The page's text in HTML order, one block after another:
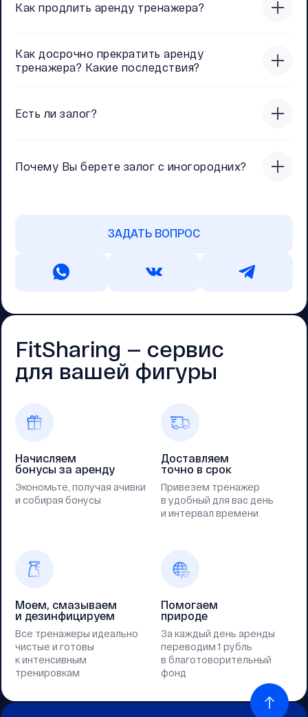
Как продлить аренду тренажера?
Как досрочно прекратить аренду
тренажера? Какие последствия?
Есть ли залог?
Почему Вы берете залог с иногородних?
ЗАДАТЬ ВОПРОС
FitSharing — cервис
для вашей фигуры
Начисляем
бонусы за аренду
Экономьте, получая ачивки
и собирая бонусы
Доставляем
точно в срок
Привезем тренажер
в удобный для вас день
и интервал времени
Моем, смазываем
и дезинфицируем
Все тренажеры идеально
чистые и готовы
к интенсивным
тренировкам
Помогаем
природе
За каждый день аренды
переводим 1 рубль
в благотоворительный
фонд